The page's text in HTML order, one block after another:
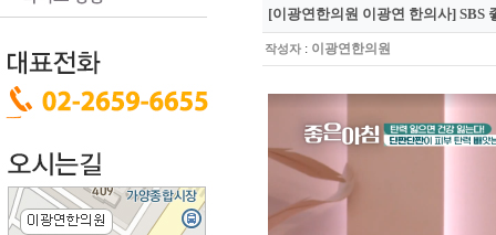
[이광연한의원 이광연 한의사] SBS
작성자 : 이광연한의원